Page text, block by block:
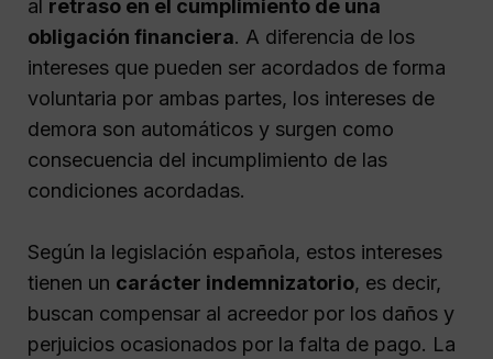
al retraso en el cumplimiento de una
obligación financiera. A diferencia de los
intereses que pueden ser acordados de forma
voluntaria por ambas partes, los intereses de
demora son automáticos y surgen como
consecuencia del incumplimiento de las
condiciones acordadas.
Según la legislación española, estos intereses
tienen un carácter indemnizatorio, es decir,
buscan compensar al acreedor por los daños y
perjuicios ocasionados por la falta de pago. La